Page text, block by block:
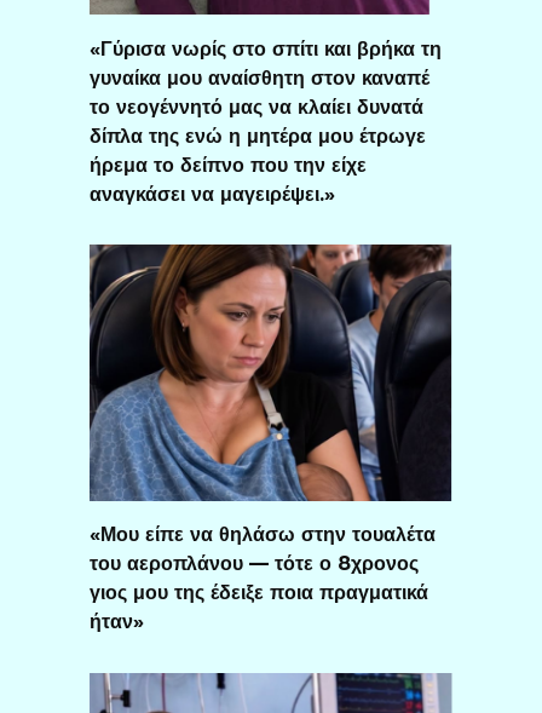
«Γύρισα νωρίς στο σπίτι και βρήκα τη
γυναίκα μου αναίσθητη στον καναπέ
το νεογέννητό μας να κλαίει δυνατά
δίπλα της ενώ η μητέρα μου έτρωγε
ήρεμα το δείπνο που την είχε
αναγκάσει να μαγειρέψει.»
«Μου είπε να θηλάσω στην τουαλέτα
του αεροπλάνου — τότε ο 8χρονος
γιος μου της έδειξε ποια πραγματικά
ήταν»